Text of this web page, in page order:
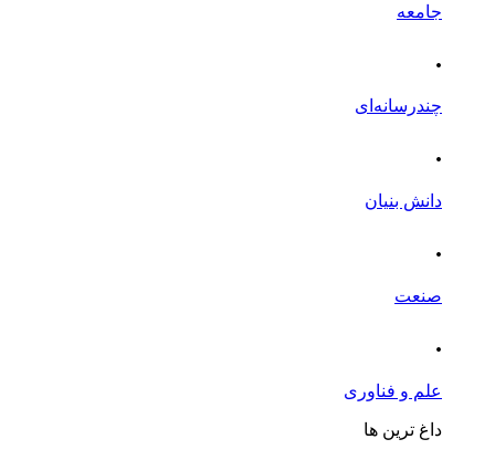
جامعه
.
چندرسانه‌ای
.
دانش بنیان
.
صنعت
.
علم و فناوری
داغ ترین ها